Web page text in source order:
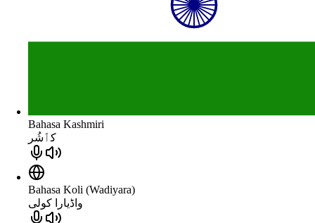
Bahasa Kashmiri
كٲشُر
Bahasa Koli (Wadiyara)
واڈیارا کولی